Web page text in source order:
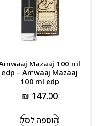
Amwaaj Mazaaj 100 ml
edp – Amwaaj Mazaaj
100 ml edp
₪ 147.00
הוספה לסל